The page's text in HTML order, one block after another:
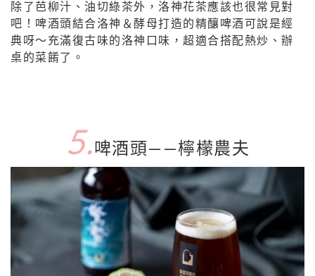
除了芭柳汁、油切綠茶外，洛神花茶應該也很常見對
吧！啤酒頭結合洛神＆酵母打造的精釀啤酒可說是經
典呀～充滿復古味的洛神口味，超適合搭配熱炒、辦
桌的菜餚了。
5.啤酒頭——檸檬農夫